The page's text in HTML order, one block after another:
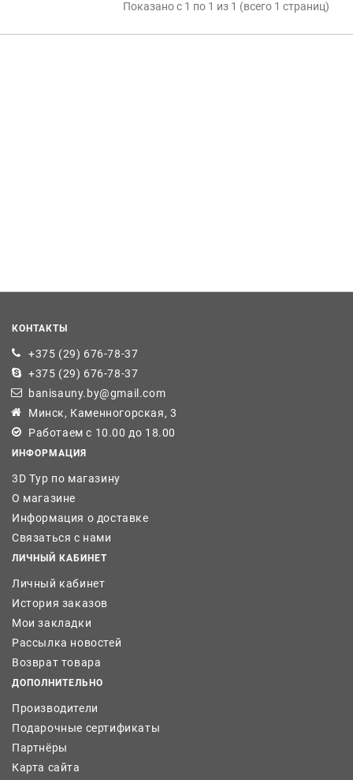
Показано с 1 по 1 из 1 (всего 1 страниц)
КОНТАКТЫ
+375 (29) 676-78-37
+375 (29) 676-78-37
banisauny.by@gmail.com
Минск, Каменногорская, 3
Работаем с 10.00 до 18.00
ИНФОРМАЦИЯ
3D Тур по магазину
О магазине
Информация о доставке
Связаться с нами
ЛИЧНЫЙ КАБИНЕТ
Личный кабинет
История заказов
Мои закладки
Рассылка новостей
Возврат товара
ДОПОЛНИТЕЛЬНО
Производители
Подарочные сертификаты
Партнёры
Карта сайта